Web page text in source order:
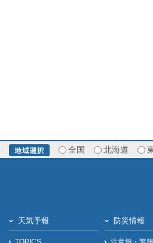
全国 北海道
天気予報 防災情報